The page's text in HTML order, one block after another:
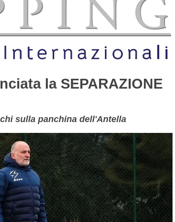
la SEPARAZIONE
sulla panchina dell'Antella